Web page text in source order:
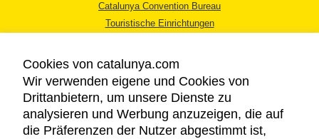
Catalunya Convention Bureau
Touristische Einrichtungen
Cookies von catalunya.com
Wir verwenden eigene und Cookies von
Drittanbietern, um unsere Dienste zu
analysieren und Werbung anzuzeigen, die auf
die Präferenzen der Nutzer abgestimmt ist,